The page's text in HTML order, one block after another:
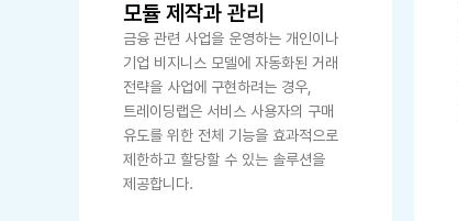
모듈 제작과 관리
금융 관련 사업을 운영하는 개인이나
기업 비지니스 모델에 자동화된 거래
전략을 사업에 구현하려는 경우,
트레이딩랩은 서비스 사용자의 구매
유도를 위한 전체 기능을 효과적으로
제한하고 할당할 수 있는 솔루션을
제공합니다.